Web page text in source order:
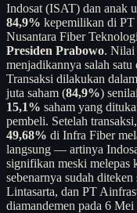
Indosat (ISAT) dan anak
84,9% kepemilikan di
Nusantara Fiber
Presiden Prabowo. Nilai
menjadikannya salah
Transaksi dilakukan
juta saham (84,9%) senilai
15,1% saham yang
pembeli. Setelah
49,68% di Infra Fiber
langsung — artinya
signifikan meski melepas
sebenarnya sudah
Lintasarta, dan PT
diamandemen pada 6 Mei